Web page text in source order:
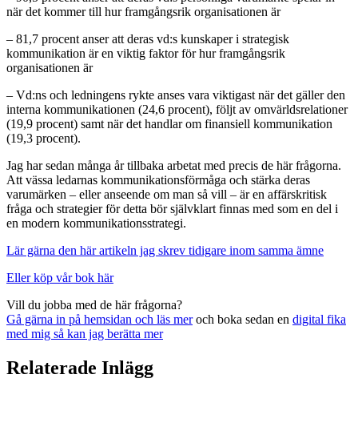
när det kommer till hur framgångsrik organisationen är
– 81,7 procent anser att deras vd:s kunskaper i strategisk
kommunikation är en viktig faktor för hur framgångsrik
organisationen är
– Vd:ns och ledningens rykte anses vara viktigast när det gäller den
interna kommunikationen (24,6 procent), följt av omvärldsrelationer
(19,9 procent) samt när det handlar om finansiell kommunikation
(19,3 procent).
Jag har sedan många år tillbaka arbetat med precis de här frågorna.
Att vässa ledarnas kommunikationsförmåga och stärka deras
varumärken – eller anseende om man så vill – är en affärskritisk
fråga och strategier för detta bör självklart finnas med som en del i
en modern kommunikationsstrategi.
Lär gärna den här artikeln jag skrev tidigare inom samma ämne
Eller köp vår bok här
Vill du jobba med de här frågorna?
Gå gärna in på hemsidan och läs meroch boka sedan en digital fika
med mig så kan jag berätta mer
Relaterade Inlägg